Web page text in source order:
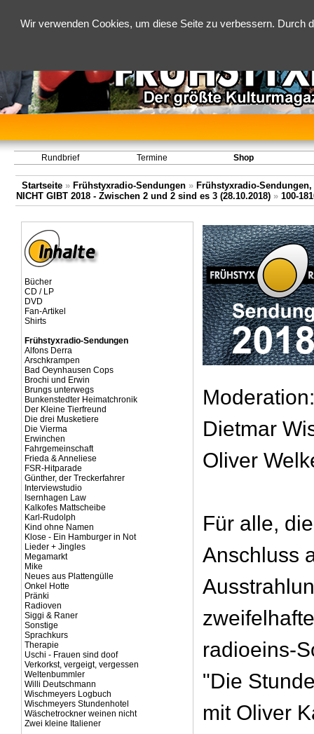
Wir verwenden Cookies, um diese Seite zu verbessern.
Rundbrief Termine Shop
Startseite » Frühstyxradio-Sendungen » Frühstyxradio-
NICHT GIBT 2018 - Zwischen 2 und 2 sind es 3 (28.10.2018) » 100-
Bücher
CD / LP
DVD
Fan-Artikel
Shirts
Frühstyxradio-Sendungen
Alfons Derra
Arschkrampen
Bad Oeynhausen Cops
Brochi und Erwin
Brungs unterwegs
Bunkenstedter Heimatchronik
Der Kleine Tierfreund
Die drei Musketiere
Die Vierma
Erwinchen
Fahrgemeinschaft
Frieda & Anneliese
FSR-Hitparade
Günther, der Treckerfahrer
Interviewstudio
Isernhagen Law
Kalkofes Mattscheibe
Karl-Rudolph
Kind ohne Namen
Klose - Ein Hamburger in Not
Lieder + Jingles
Megamarkt
Mike
Neues aus Plattengülle
Onkel Hotte
Pränki
Radioven
Siggi & Raner
Sonstige
Sprachkurs
Therapie
Uschi - Frauen sind doof
Verkorkst, vergeigt, vergessen
Weltenbummler
Willi Deutschmann
Wischmeyers Logbuch
Wischmeyers Stundenhotel
Wäschetrockner weinen nicht
Zwei kleine Italiener
Dietmar
Oliver
Für alle,
Anschluss
radioeins-
"Die
mit Oliver